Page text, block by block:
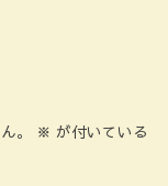
。 ※ が付いている